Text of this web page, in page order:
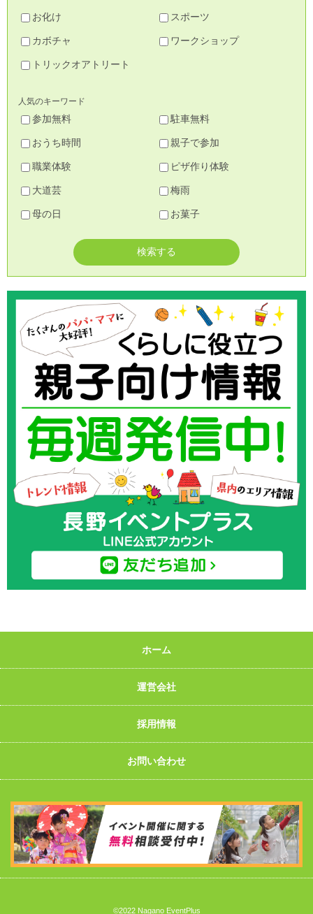
お化け スポーツ
カボチャ ワークショップ
トリックオアトリート
人気のキーワード
参加無料 駐車無料
おうち時間 親子で参加
職業体験 ピザ作り体験
大道芸 梅雨
母の日 お菓子
ホーム
運営会社
採用情報
お問い合わせ
©2022 Nagano EventPlus